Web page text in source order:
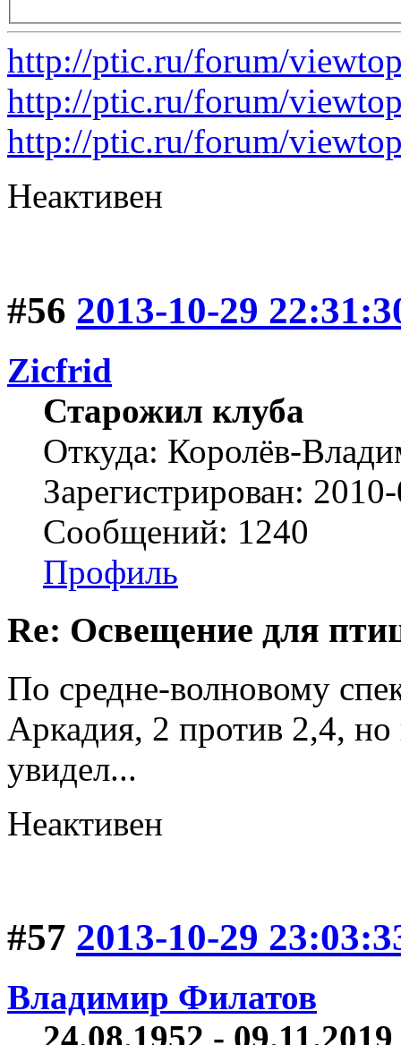
http://ptic.ru/forum/
http://ptic.ru/forum/
http://ptic.ru/forum/
Неактивен
#56 2013-10-29
Zicfrid
Старожил клуба
Откуда: Королёв-
Зарегистрирован:
Сообщений: 1240
Профиль
Re: Освещение для
По средне-волновому
Аркадия, 2 против 2,4,
увидел...
Неактивен
#57 2013-10-29
Владимир Филатов